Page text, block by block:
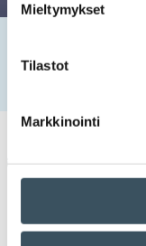
Mieltymykset
Tilastot
Markkinointi
Henkilöstön
Kauppa kouluttaa